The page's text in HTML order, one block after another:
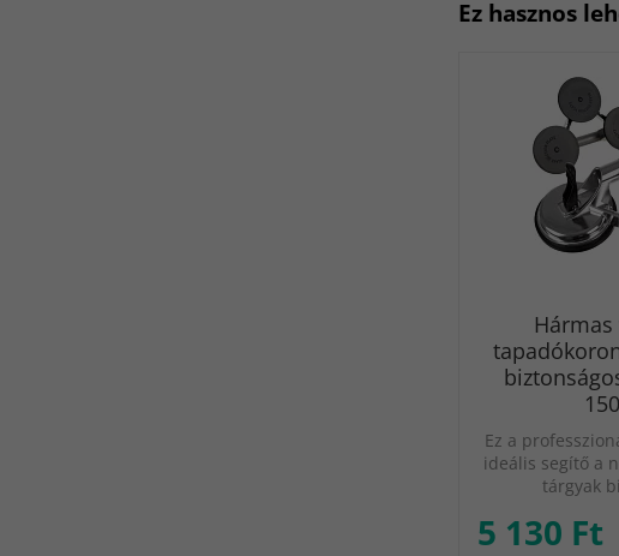
Ez hasznos
Ez a
ideális segítő a
tárgyak
5 130 Ft